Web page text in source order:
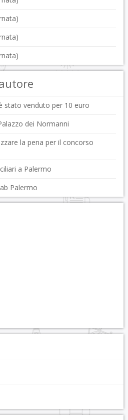
stato venduto per 10 euro
dei Normanni
la pena per il concorso
a Palermo
Palermo